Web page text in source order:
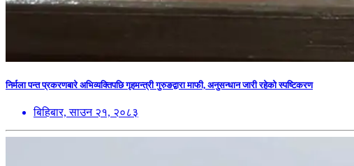
निर्मला पन्त प्रकरणबारे अभिव्यक्तिपछि गृहमन्त्री गुरुङद्वारा माफी, अनुसन्धान जारी रहेको स्पष्टिकरण
बिहिबार, साउन २१, २०८३